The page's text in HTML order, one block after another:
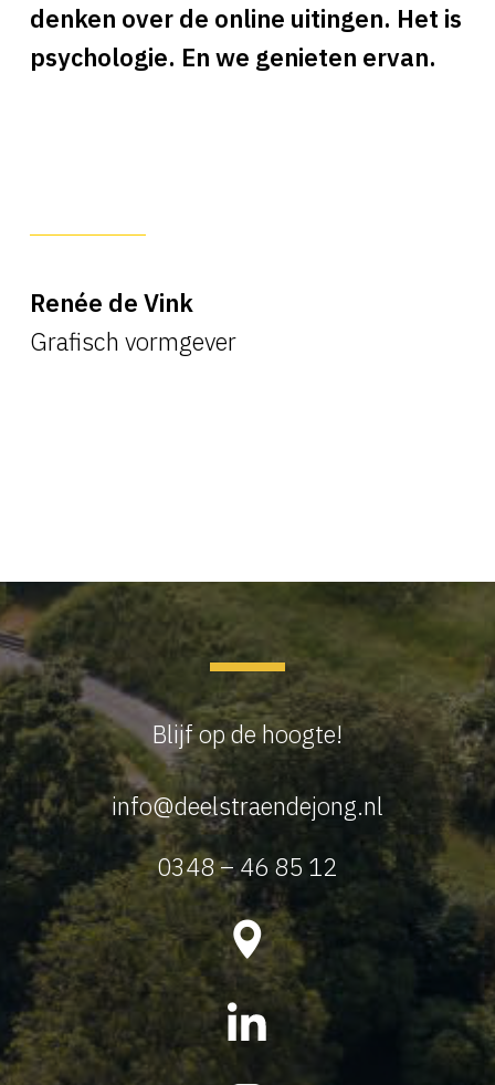
denken over de online uitingen. Het is
psychologie. En we genieten ervan.
Renée de Vink
Grafisch vormgever
Blijf op de hoogte!
info@deelstraendejong.nl
0348 – 46 85 12